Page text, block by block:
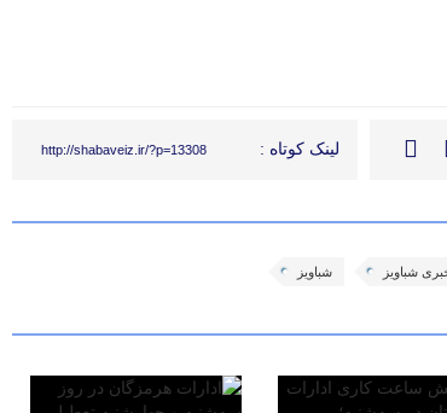
لینک کوتاه : http://shabaveiz.ir/?p=13308
شباویز شباویز